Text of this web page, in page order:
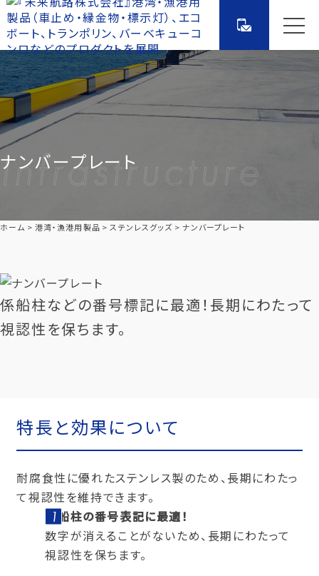
ナンバープレート
ホーム 港湾・漁港用製品 ステンレスグッズ ナンバープレート
係船柱などの番号標記に最適！長期にわたって
視認性を保ちます。
特長と効果について
耐腐食性に優れたステンレス製のため、長期にわたっ
て視認性を維持できます。
係船柱の番号表記に最適！
数字が消えることがないため、長期にわたって
視認性を保ちます。